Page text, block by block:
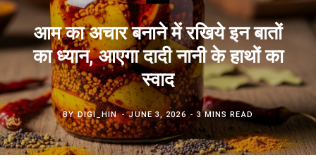
आम का अचार बनाने में रखिये इन बातों
का ध्यान, आएगा दादी नानी के हाथों का
स्वाद
BYDIGI_HIN JUNE 3, 2026 3 MINS READ